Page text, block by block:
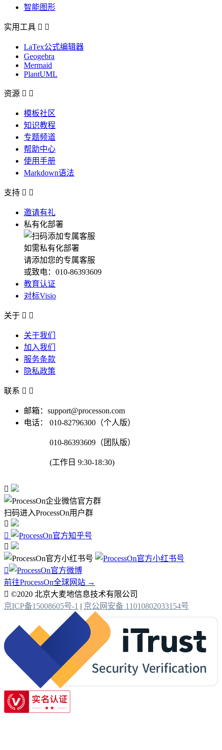
智能图形
实用工具  
LaTex公式编辑器
Geogebra
Mermaid
PlantUML
资源  
模板社区
知识教程
专题频道
帮助中心
使用手册
Markdown语法
支持  
邀请有礼
私有化部署
如需私有化部署
请添加您的专属客服
或致电：010-86393609
教育认证
对标Visio
关于  
关于我们
加入我们
服务条款
隐私政策
联系  
邮箱：support@processon.com
电话：
010-82796300（个人版）
010-86393609（团队版）
(工作日 9:30-18:30)

扫码进入ProcessOn用户群




前往ProcessOn全球网站 →
 ©2020 北京大麦地信息技术有限公司
京ICP备15008605号-1 | 京公网安备 11010802033154号